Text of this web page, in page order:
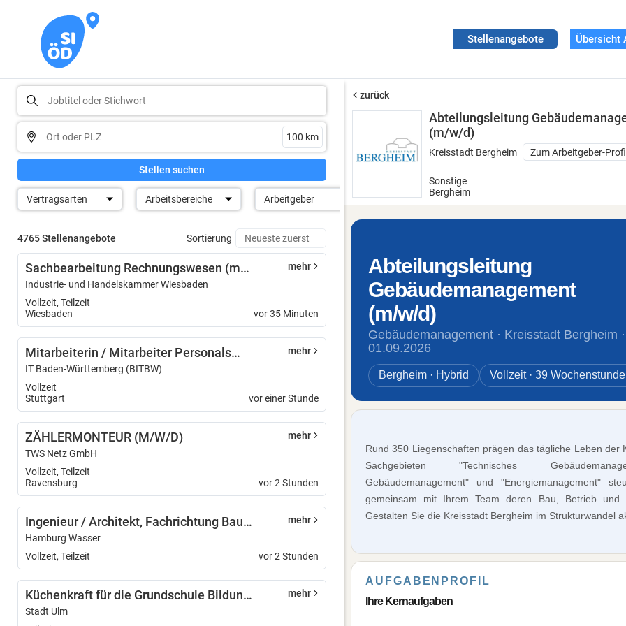
Stellenangebote Übersicht
Stellen suchen
Vertragsarten Arbeitsbereiche Arbeitgeber
4765 Stellenangebote Sortierung
Sachbearbeitung Rechnungswesen (m/w/d)
Industrie- und Handelskammer Wiesbaden
Vollzeit, Teilzeit
Wiesbaden
mehr
vor 35 Minuten
Mitarbeiterin / Mitarbeiter Personalservice (w/m/d) Schwerpunkt Bewerbungsmanagement - 12219-12
IT Baden-Württemberg (BITBW)
Vollzeit
Stuttgart
mehr
vor einer Stunde
ZÄHLERMONTEUR (M/W/D)
TWS Netz GmbH
Vollzeit, Teilzeit
Ravensburg
mehr
vor 2 Stunden
Ingenieur / Architekt, Fachrichtung Bautechnik und Ingenieurbau (m/w/d)
Hamburg Wasser
Vollzeit, Teilzeit
mehr
vor 2 Stunden
Küchenkraft für die Grundschule Bildungshaus Ulmer Spatz (m/w/d)
Stadt Ulm
mehr
zurück
Abteilungsleitung
(m/w/d)
Kreisstadt Bergheim Zum Arbeitgeber-
Sonstige
Bergheim